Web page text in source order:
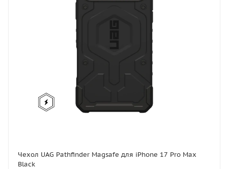
Чехол UAG Pathfinder Magsafe для iPhone 17 Pro Max
Black